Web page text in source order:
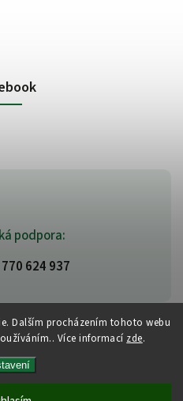
Dalším procházením tohoto webu
Více informací zde.
podpora:
624 937
. Všechna práva vyhrazena.
Shoptak.cz